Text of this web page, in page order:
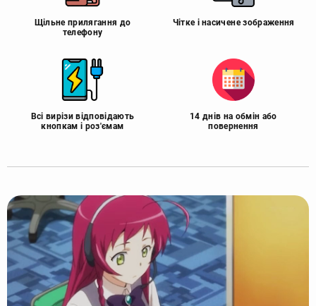
Щільне прилягання до
телефону
Чітке і насичене зображення
Всі вирізи відповідають
кнопкам і роз'ємам
14 днів на обмін або
повернення